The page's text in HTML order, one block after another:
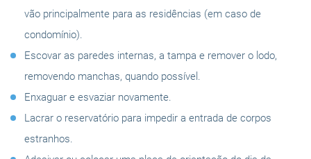
vão principalmente para as residências (em caso de
condomínio).
Escovar as paredes internas, a tampa e remover o lodo,
removendo manchas, quando possível.
Enxaguar e esvaziar novamente.
Lacrar o reservatório para impedir a entrada de corpos
estranhos.